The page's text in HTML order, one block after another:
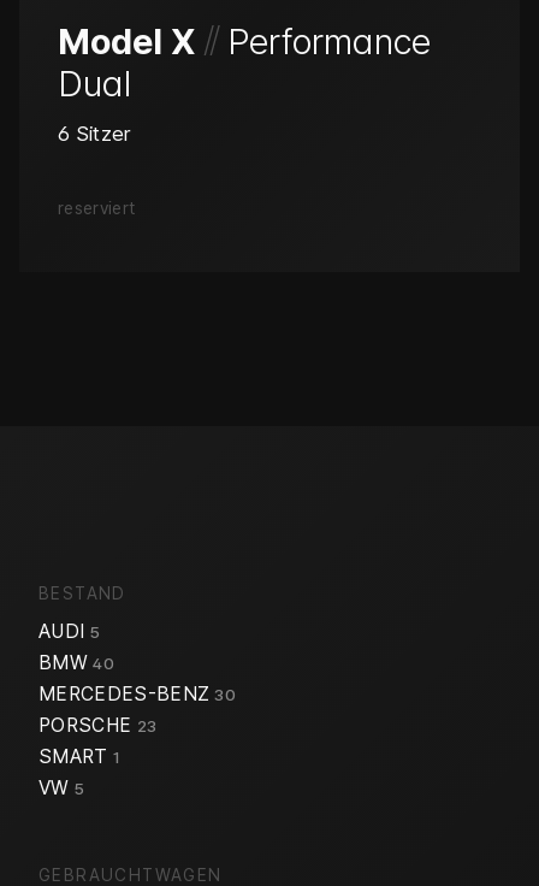
Model X // Performance
Dual
6 Sitzer
reserviert
BESTAND
AUDI 5
BMW40
MERCEDES-BENZ30
PORSCHE 23
SMART 1
VW 5
GEBRAUCHTWAGEN